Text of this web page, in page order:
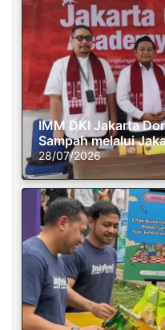
IMM DKI Jakarta
Sampah melalui
28/07/2026